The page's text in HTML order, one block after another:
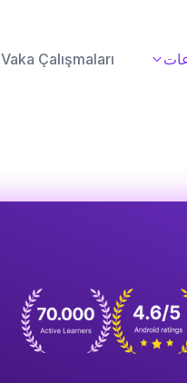
Vaka Çalışmaları